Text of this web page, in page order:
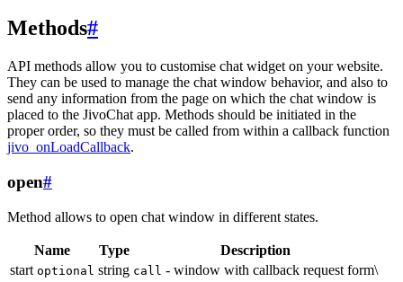
Methods#
API methods allow you to customise chat widget on your website.
They can be used to manage the chat window behavior, and also to
send any information from the page on which the chat window is
placed to the JivoChat app. Methods should be initiated in the
proper order, so they must be called from within a callback function
jivo_onLoadCallback.
open#
Method allows to open chat window in different states.
Name Type
Description
start optional string call - window with callback request form\